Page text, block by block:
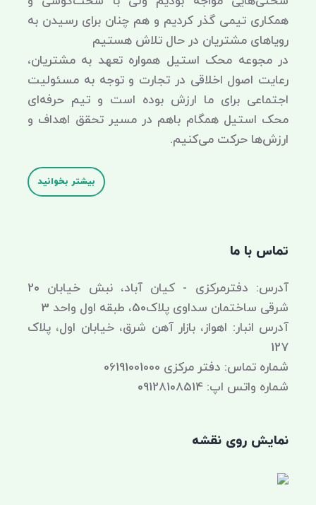
همکاری تیمی گذر کردیم و هم چنان برای رسیدن به
رویاهای مشتریان در حال تلاش هستیم
در مجوعه محک استیل همواره تعهد به مشتریان،
رعایت اصول اخلاقی در تجارت و توجه به مسئولیت
اجتماعی برای ما ارزش بوده است و تیم حرفه‌ای
محک استیل همگام باهم در مسیر تحقق اهداف و
ارزش‌ها حرکت می‌کنیم.
بیشتر بخوانید
تماس با ما
آدرس: دفترمرکزی - کیان آباد، نبش خیابان 20
شرقی ساختمان سداوی پلاک50، طبقه اول واحد 3
آدرس انبار: اهواز، بازار آهن شرق، خیابان اول، پلاک
127
شماره تماس: دفتر مرکزی 06191001000
شماره واتس اپ: 09128108514
نمایش روی نقشه